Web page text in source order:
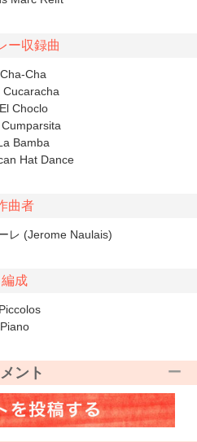
ー収録曲
Cha
Cucaracha
Choclo
Bamba
Hat Dance
曲者
レ (Jerome Naulais)
編成
Piano
ント